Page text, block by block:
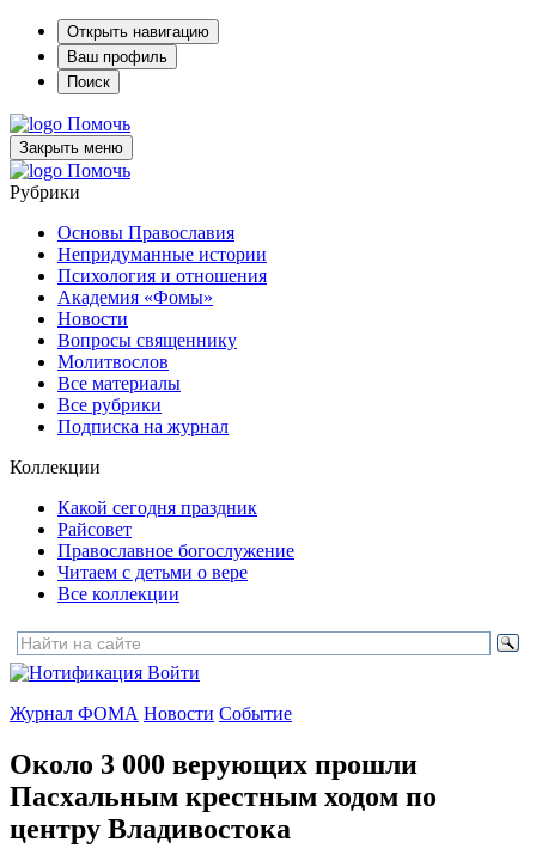
Открыть навигацию
Ваш профиль
Поиск
Помочь
Закрыть меню
Помочь
Рубрики
Основы Православия
Непридуманные истории
Психология и отношения
Академия «Фомы»
Новости
Вопросы священнику
Молитвослов
Все материалы
Все рубрики
Подписка на журнал
Коллекции
Какой сегодня праздник
Райсовет
Православное богослужение
Читаем с детьми о вере
Все коллекции
Войти
Журнал ФОМА Новости Событие
Около 3 000 верующих прошли
Пасхальным крестным ходом по
центру Владивостока